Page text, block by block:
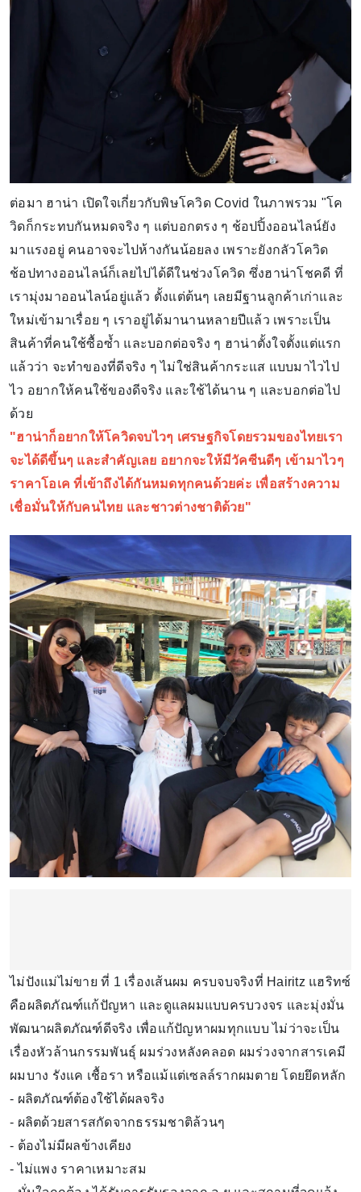
ต่อมา ฮาน่า เปิดใจเกี่ยวกับพิษโควิด Covid ในภาพรวม "โค
วิดก็กระทบกันหมดจริง ๆ แต่บอกตรง ๆ ช้อปปิ้งออนไลน์ยัง
มาแรงอยู่ คนอาจจะไปห้างกันน้อยลง เพราะยังกลัวโควิด
ช้อปทางออนไลน์ก็เลยไปได้ดีในช่วงโควิด ซึ่งฮาน่าโชคดี ที่
เรามุ่งมาออนไลน์อยู่แล้ว ตั้งแต่ต้นๆ เลยมีฐานลูกค้าเก่าและ
ใหม่เข้ามาเรื่อย ๆ เราอยู่ได้มานานหลายปีแล้ว เพราะเป็น
สินค้าที่คนใช้ซื้อซ้ำ และบอกต่อจริง ๆ ฮาน่าตั้งใจตั้งแต่แรก
แล้วว่า จะทำของที่ดีจริง ๆ ไม่ใช่สินค้ากระแส แบบมาไวไป
ไว อยากให้คนใช้ของดีจริง และใช้ได้นาน ๆ และบอกต่อไป
ด้วย
"ฮาน่าก็อยากให้โควิดจบไวๆ เศรษฐกิจโดยรวมของไทยเรา
จะได้ดีขึ้นๆ และสำคัญเลย อยากจะให้มีวัคซีนดีๆ เข้ามาไวๆ
ราคาโอเค ที่เข้าถึงได้กันหมดทุกคนด้วยค่ะ เพื่อสร้างความ
เชื่อมั่นให้กับคนไทย และชาวต่างชาติด้วย"
ไม่ปังแม่ไม่ขาย ที่ 1 เรื่องเส้นผม ครบจบจริงที่ Hairitz แฮริทซ์
คือผลิตภัณฑ์แก้ปัญหา และดูแลผมแบบครบวงจร และมุ่งมั่น
พัฒนาผลิตภัณฑ์ดีจริง เพื่อแก้ปัญหาผมทุกแบบ ไม่ว่าจะเป็น
เรื่องหัวล้านกรรมพันธุ์ ผมร่วงหลังคลอด ผมร่วงจากสารเคมี
ผมบาง รังแค เชื้อรา หรือแม้แต่เซลล์รากผมตาย โดยยึดหลัก
- ผลิตภัณฑ์ต้องใช้ได้ผลจริง
- ผลิตด้วยสารสกัดจากธรรมชาติล้วนๆ
- ต้องไม่มีผลข้างเคียง
- ไม่แพง ราคาเหมาะสม